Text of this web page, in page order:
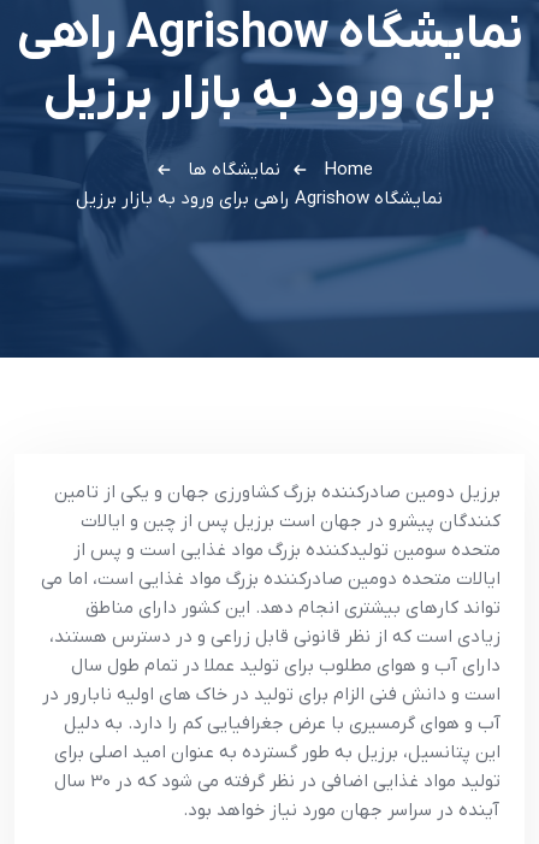
نمايشگاه Agrishow راهي
براي ورود به بازار برزيل
Home
نمایشگاه ها
نمايشگاه Agrishow راهي براي ورود به بازار برزيل
برزيل دومين صادرکننده بزرگ کشاورزي جهان و يکي از تامين
کنندگان پيشرو در جهان است برزيل پس از چين و ايالات
متحده سومين توليدکننده بزرگ مواد غذايي است و پس از
ايالات متحده دومين صادرکننده بزرگ مواد غذايي است، اما مي
تواند کارهاي بيشتري انجام دهد. اين کشور داراي مناطق
زيادي است که از نظر قانوني قابل زراعي و در دسترس هستند،
داراي آب و هواي مطلوب براي توليد عملا در تمام طول سال
است و دانش فني الزام براي توليد در خاک هاي اوليه نابارور در
آب و هواي گرمسيري با عرض جغرافيايي کم را دارد. به دليل
اين پتانسيل، برزيل به طور گسترده به عنوان اميد اصلي براي
توليد مواد غذايي اضافي در نظر گرفته مي شود که در 30 سال
آينده در سراسر جهان مورد نياز خواهد بود.